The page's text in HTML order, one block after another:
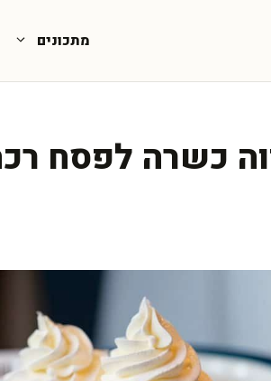
מתכונים
כשרה לפסח